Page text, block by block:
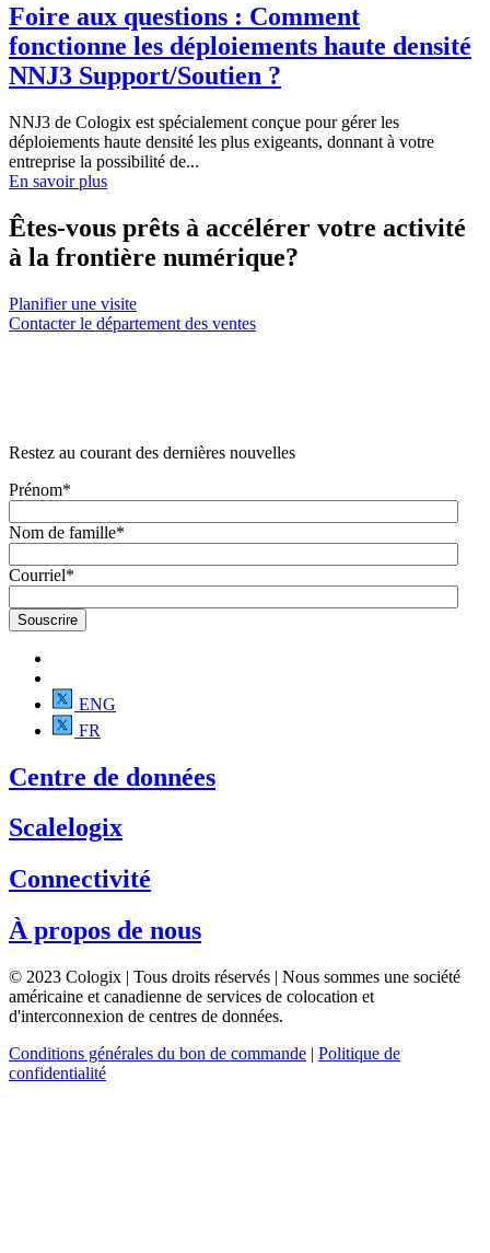
Foire aux questions : Comment
fonctionne les déploiements haute densité
NNJ3 Support/Soutien ?
NNJ3 de Cologix est spécialement conçue pour gérer les
déploiements haute densité les plus exigeants, donnant à votre
entreprise la possibilité de...
En savoir plus
Êtes-vous prêts à accélérer votre activité
à la frontière numérique?
Planifier une visite
Contacter le département des ventes
Restez au courant des dernières nouvelles
Prénom*
Nom de famille*
Courriel*
ENG
FR
Centre de données
Scalelogix
Connectivité
À propos de nous
© 2023 Cologix | Tous droits réservés | Nous sommes une société
américaine et canadienne de services de colocation et
d'interconnexion de centres de données.
Conditions générales du bon de commande | Politique de
confidentialité